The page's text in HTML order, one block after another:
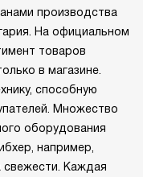
производства
На официальном
товаров
в магазине.
способную
Множество
оборудования
например,
Каждая